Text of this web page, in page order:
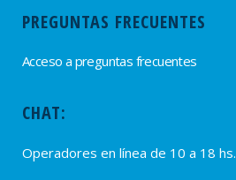
PREGUNTAS FRECUENTES
Acceso a preguntas frecuentes
CHAT:
Operadores en línea de 10 a 18 hs.